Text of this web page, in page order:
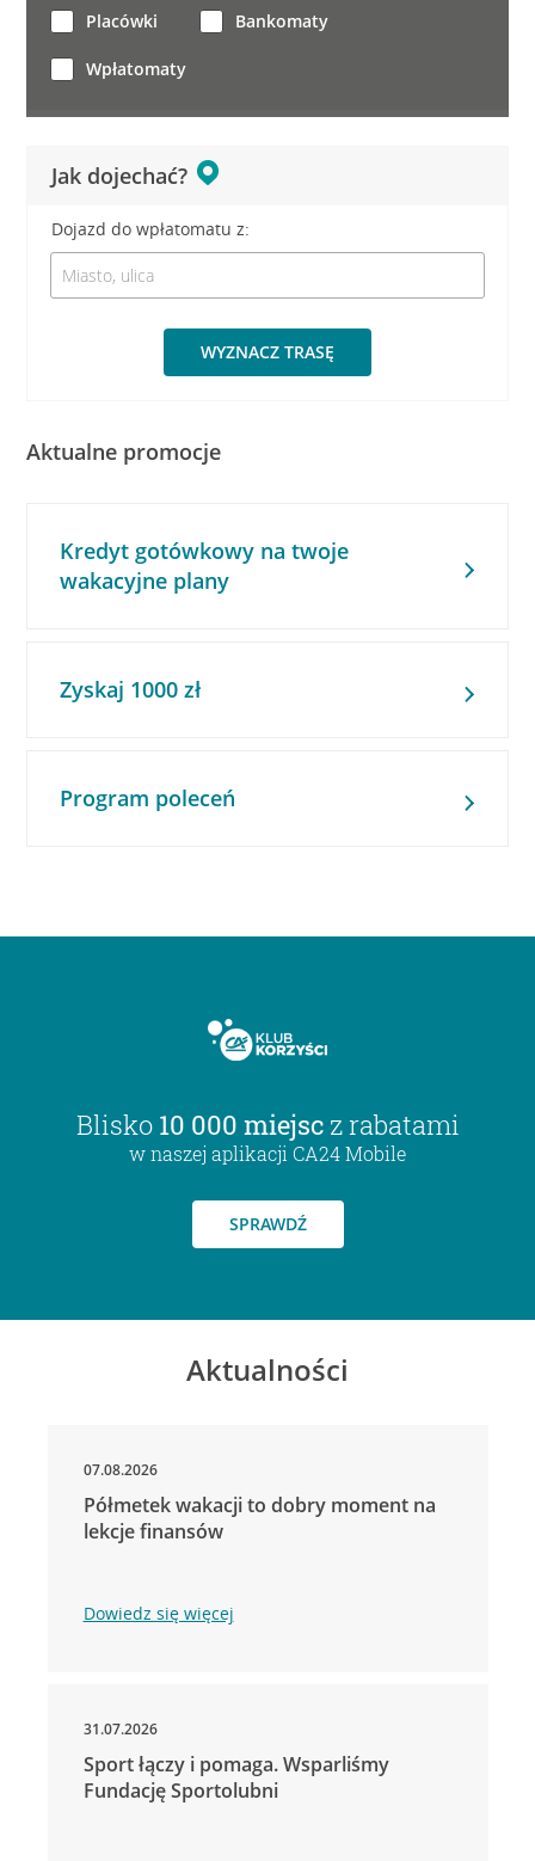
Jak dojechać?
Dojazd do wpłatomatu z:
WYZNACZ TRASĘ
Placówki Bankomaty
Wpłatomaty
Aktualne promocje
Kredyt gotówkowy na twoje
wakacyjne plany
Zyskaj 1000 zł
Program poleceń
Blisko 10 000 miejsc z rabatami
w naszej aplikacji CA24 Mobile
SPRAWDŹ
Aktualności
07.08.2026
Półmetek wakacji to dobry moment na
lekcje finansów
Dowiedz się więcej
31.07.2026
Sport łączy i pomaga. Wsparliśmy
Fundację Sportolubni